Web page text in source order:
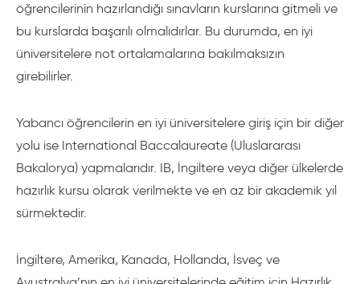
öğrencilerinin hazırlandığı sınavların kurslarına gitmeli ve
bu kurslarda başarılı olmalıdırlar. Bu durumda, en iyi
üniversitelere not ortalamalarına bakılmaksızın
girebilirler.
Yabancı öğrencilerin en iyi üniversitelere giriş için bir diğer
yolu ise International Baccalaureate (Uluslararası
Bakalorya) yapmalarıdır. IB, İngiltere veya diğer ülkelerde
hazırlık kursu olarak verilmekte ve en az bir akademik yıl
sürmektedir.
İngiltere, Amerika, Kanada, Hollanda, İsveç ve